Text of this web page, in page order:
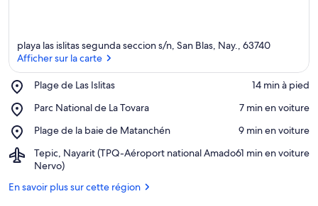
playa las islitas segunda seccion s/n, San Blas, Nay., 63740
Afficher sur la carte
Plage de Las Islitas
Place,
de
Islitas
‪14 min à pied‬
Parc National de La Tovara
Place,
National
La
Tovara
‪7 min en voiture‬
Plage de la baie de Matanchén
Place,
de
la
baie
de
‪9 min en voiture‬
Tepic, Nayarit (TPQ-Aéroport national Amado
Nervo)
Airport,
Tepic,
(TPQ-
‪61 min en voiture‬
En savoir plus sur cette région